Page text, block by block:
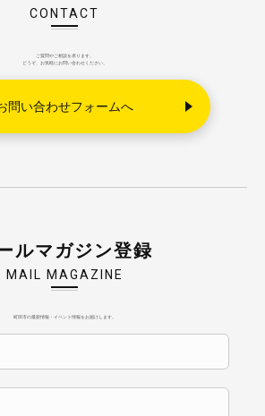
CONTACT
ご質問やご相談を承ります。
どうぞ、お気軽にお問い合わせください。
問い合わせフォームへ
ルマガジン登録
MAIL MAGAZINE
町田市の最新情報・イベント情報をお届けします。